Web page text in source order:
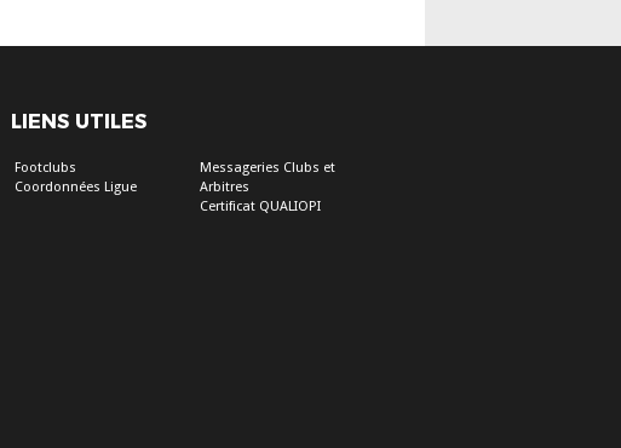
LIENS UTILES
Footclubs
Coordonnées Ligue
Messageries Clubs et
Arbitres
Certificat QUALIOPI